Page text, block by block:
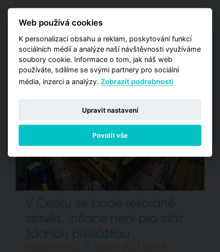
V Česku se bude rekordně
stavět. Inflace není pro stát
žádnou překážkou
newstream.cz, 15. dubna 2023 (09:01)
Web používá cookies
K personalizaci obsahu a reklam, poskytování funkcí
sociálních médií a analýze naší návštěvnosti využíváme
soubory cookie. Informace o tom, jak náš web
používáte, sdílíme se svými partnery pro sociální
média, inzerci a analýzy.Zobrazit podrobnosti
Upravit nastavení
Povolit vše